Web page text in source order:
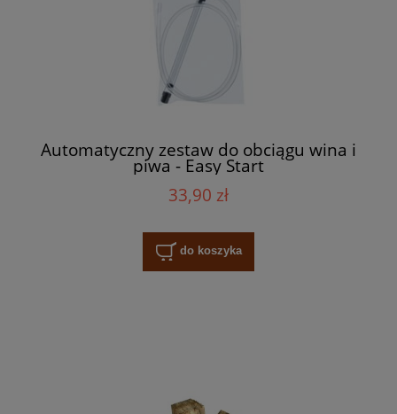
Automatyczny zestaw do obciągu wina i
piwa - Easy Start
33,90 zł
do koszyka